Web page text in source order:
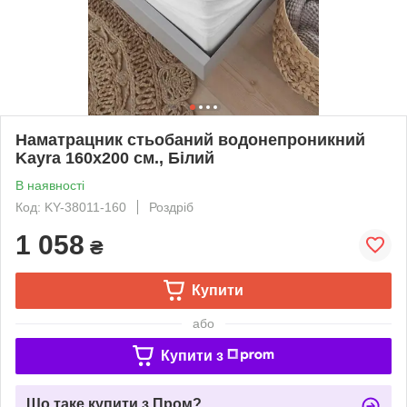
Наматрацник стьобаний водонепроникний
Kayra 160х200 см., Білий
В наявності
Код: KY-38011-160
Роздріб
1 058 ₴
Купити
або
Купити з
Що таке купити з Пром?